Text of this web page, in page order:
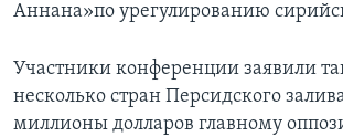
Аннана»по урегулированию
Участники конференции заявили
несколько стран Персидского
миллионы долларов главному